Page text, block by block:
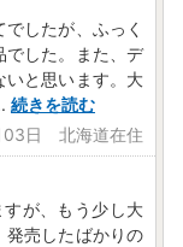
したが、ふっく
でした。また、デ
いと思います。大
続きを読む
03日 北海道在住
が、もう少し大
発売したばかりの